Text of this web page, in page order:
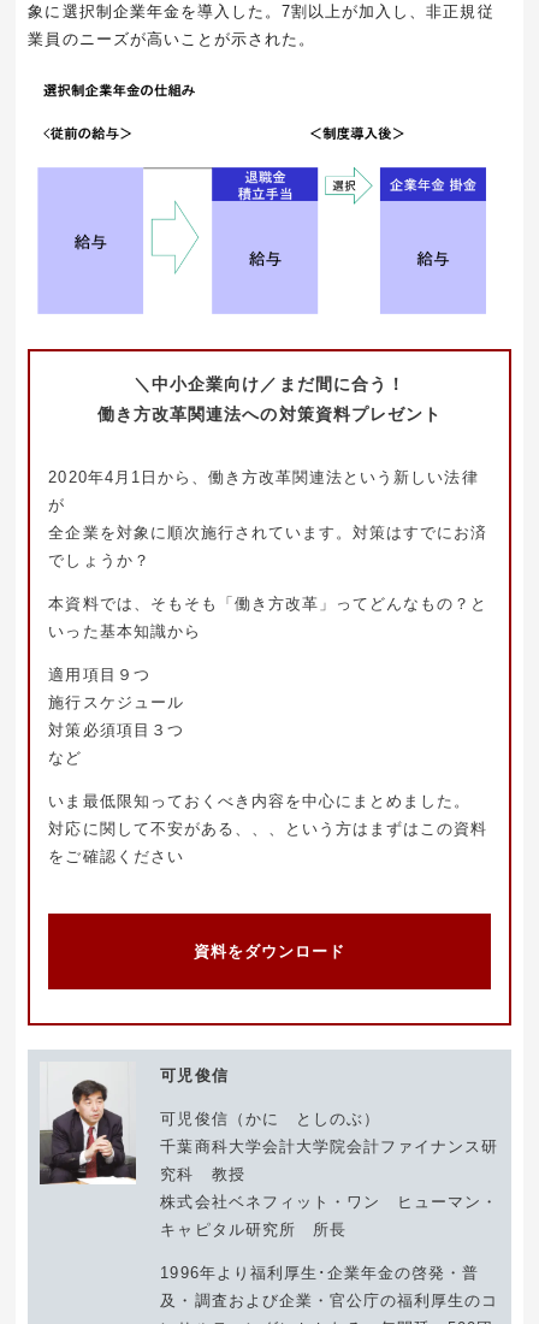
象に選択制企業年金を導入した。7割以上が加入し、非正規従
業員のニーズが高いことが示された。
＼中小企業向け／まだ間に合う！
働き方改革関連法への対策資料プレゼント
2020年4月1日から、働き方改革関連法という新しい法律
が
全企業を対象に順次施行されています。対策はすでにお済
でしょうか？
本資料では、そもそも「働き方改革」ってどんなもの？と
いった基本知識から
適用項目９つ
施行スケジュール
対策必須項目３つ
など
いま最低限知っておくべき内容を中心にまとめました。
対応に関して不安がある、、、という方はまずはこの資料
をご確認ください
資料をダウンロード
可児俊信
可児俊信（かに としのぶ）
千葉商科大学会計大学院会計ファイナンス研
究科 教授
株式会社ベネフィット・ワン ヒューマン・
キャピタル研究所 所長
1996年より福利厚生･企業年金の啓発・普
及・調査および企業・官公庁の福利厚生のコ